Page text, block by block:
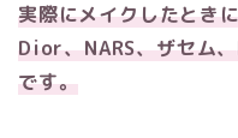
実際にメイクしたとき
Dior、NARS、ザセム
です。